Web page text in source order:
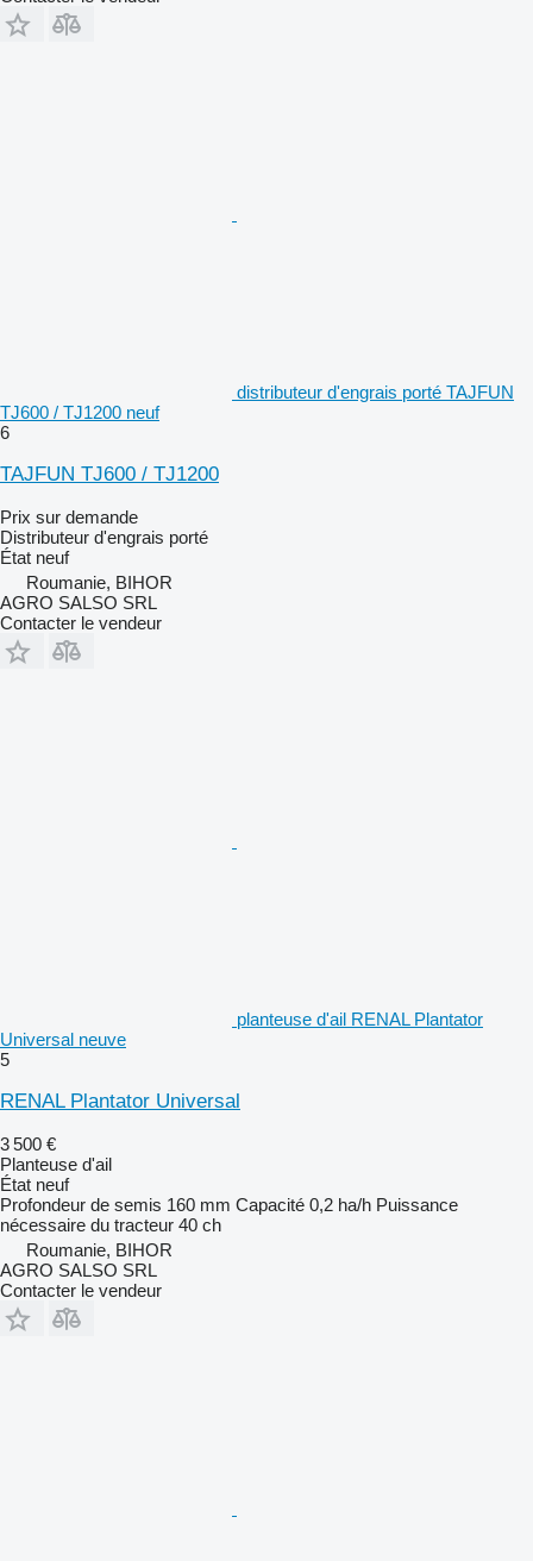
distributeur d'engrais porté TAJFUN
TJ600 / TJ1200 neuf
6
TAJFUN TJ600 / TJ1200
Prix sur demande
Distributeur d'engrais porté
État neuf
Roumanie, BIHOR
AGRO SALSO SRL
Contacter le vendeur
planteuse d'ail RENAL Plantator
Universal neuve
5
RENAL Plantator Universal
3 500 €
Planteuse d'ail
État neuf
Profondeur de semis 160 mm Capacité 0,2 ha/h Puissance
nécessaire du tracteur 40 ch
Roumanie, BIHOR
AGRO SALSO SRL
Contacter le vendeur